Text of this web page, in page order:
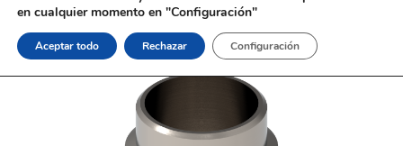
en cualquier momento en "Configuración"
Aceptar todo Rechazar Configuración